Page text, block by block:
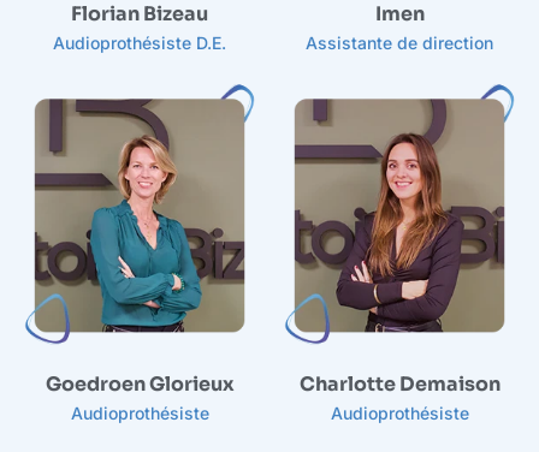
Florian Bizeau
Audioprothésiste D.E.
Imen
Assistante de direction
Goedroen Glorieux
Audioprothésiste
Charlotte Demaison
Audioprothésiste